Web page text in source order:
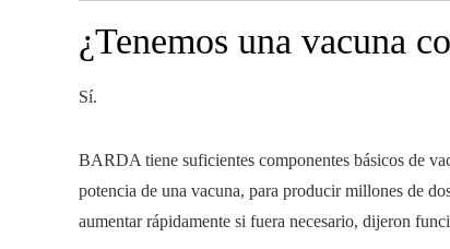
¿Tenemos una vacuna
Sí.
BARDA tiene suficientes componentes básicos de
potencia de una vacuna, para producir millones de
aumentar rápidamente si fuera necesario, dijeron